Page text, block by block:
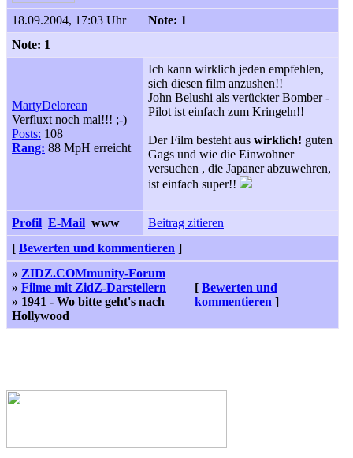
18.09.2004, 17:03 Uhr
Note: 1
Note: 1
MartyDelorean
Verfluxt noch mal!!! ;-)
Posts: 108
Rang: 88 MpH erreicht
Ich kann wirklich jeden empfehlen,
sich diesen film anzushen!!
John Belushi als verückter Bomber -
Pilot ist einfach zum Kringeln!!
Der Film besteht aus wirklich! guten
Gags und wie die Einwohner
versuchen , die Japaner abzuwehren,
ist einfach super!!
Profil E-Mail www
Beitrag zitieren
[ Bewerten und kommentieren ]
» ZIDZ.COMmunity-Forum
» Filme mit ZidZ-Darstellern
» 1941 - Wo bitte geht's nach
Hollywood
[ Bewerten und
kommentieren ]